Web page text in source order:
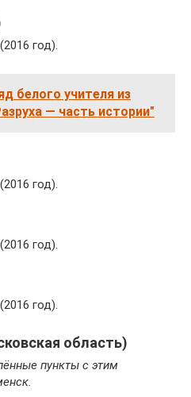
год).
белого учителя из
— часть истории"
год).
год).
год).
область)
пункты с этим